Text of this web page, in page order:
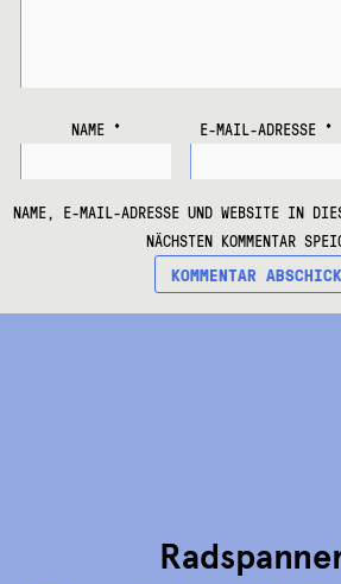
NAME * E-MAIL-ADRESSE *
NAME, E-MAIL-ADRESSE UND WEBSITE IN
NÄCHSTEN KOMMENTAR